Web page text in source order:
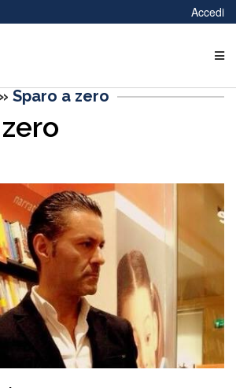
Accedi
» Sparo a zero